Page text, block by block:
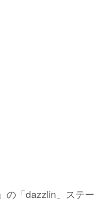
の「dazzlin」ステー